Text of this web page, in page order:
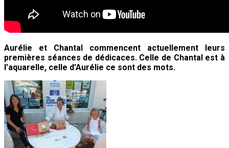
Aurélie et Chantal commencent actuellement leurs
premières séances de dédicaces. Celle de Chantal est à
l’aquarelle, celle d’Aurélie ce sont des mots.